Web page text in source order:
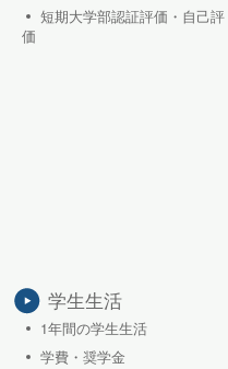
短期大学部認証評価・自己評
価
学生生活
1年間の学生生活
学費・奨学金